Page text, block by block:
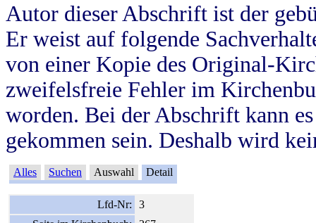
Autor dieser Abschrift ist der
Er weist auf folgende
von einer Kopie des Original-
zweifelsfreie Fehler im
worden. Bei der Abschrift kann
gekommen sein. Deshalb wird
Alles Suchen Auswahl Detail
Lfd-Nr:
3